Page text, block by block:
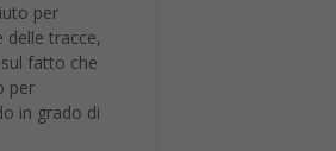
per
delle tracce,
fatto che
per
in grado di